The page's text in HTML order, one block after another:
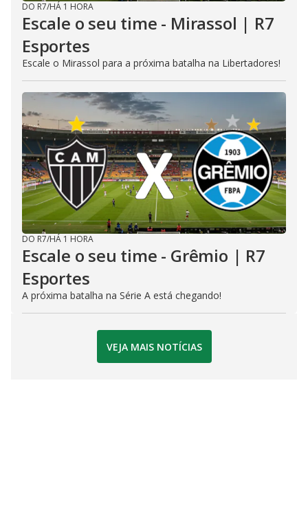
DO R7/HÁ 1 HORA
Escale o seu time - Mirassol | R7
Esportes
Escale o Mirassol para a próxima batalha na Libertadores!
DO R7/HÁ 1 HORA
Escale o seu time - Grêmio | R7
Esportes
A próxima batalha na Série A está chegando!
VEJA MAIS NOTÍCIAS